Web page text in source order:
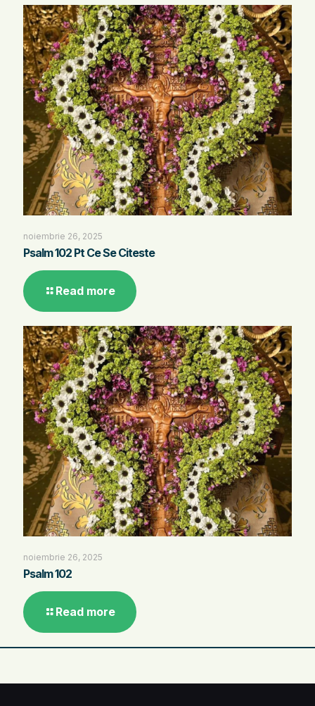
noiembrie 26, 2025
Psalm 102 Pt Ce Se Citeste
Read more
noiembrie 26, 2025
Psalm 102
Read more